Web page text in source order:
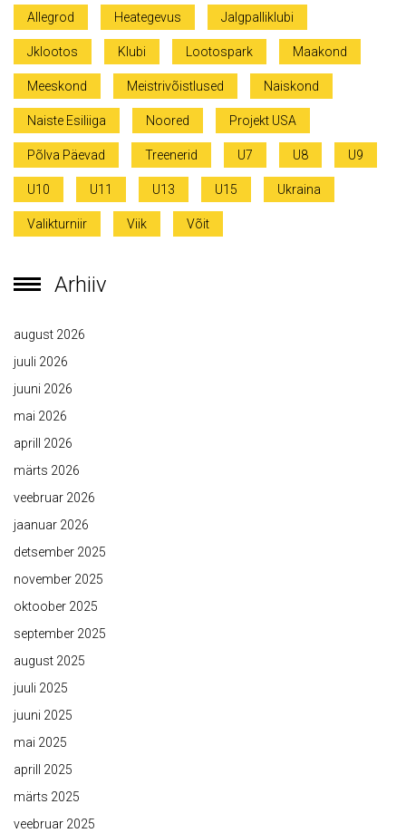
Allegrod Heategevus Jalgpalliklubi
Jklootos Klubi Lootospark Maakond
Meeskond Meistrivõistlused Naiskond
Naiste Esiliiga Noored Projekt USA
Põlva Päevad Treenerid U7 U8 U9
U10 U11 U13 U15 Ukraina
Valikturniir Viik Võit
Arhiiv
august 2026
juuli 2026
juuni 2026
mai 2026
aprill 2026
märts 2026
veebruar 2026
jaanuar 2026
detsember 2025
november 2025
oktoober 2025
september 2025
august 2025
juuli 2025
juuni 2025
mai 2025
aprill 2025
märts 2025
veebruar 2025